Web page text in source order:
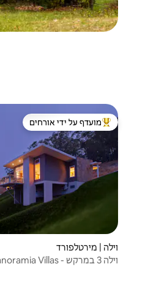
מוביל בקרב נכסים מועדפים על
מועדף על ידי אורחים
וילה | מירטלפורד